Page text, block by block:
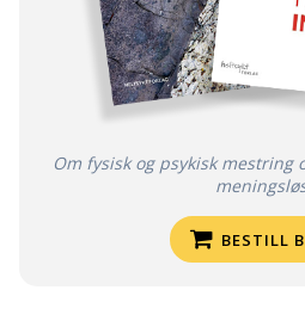
Om fysisk og psykisk mestring
BESTILL